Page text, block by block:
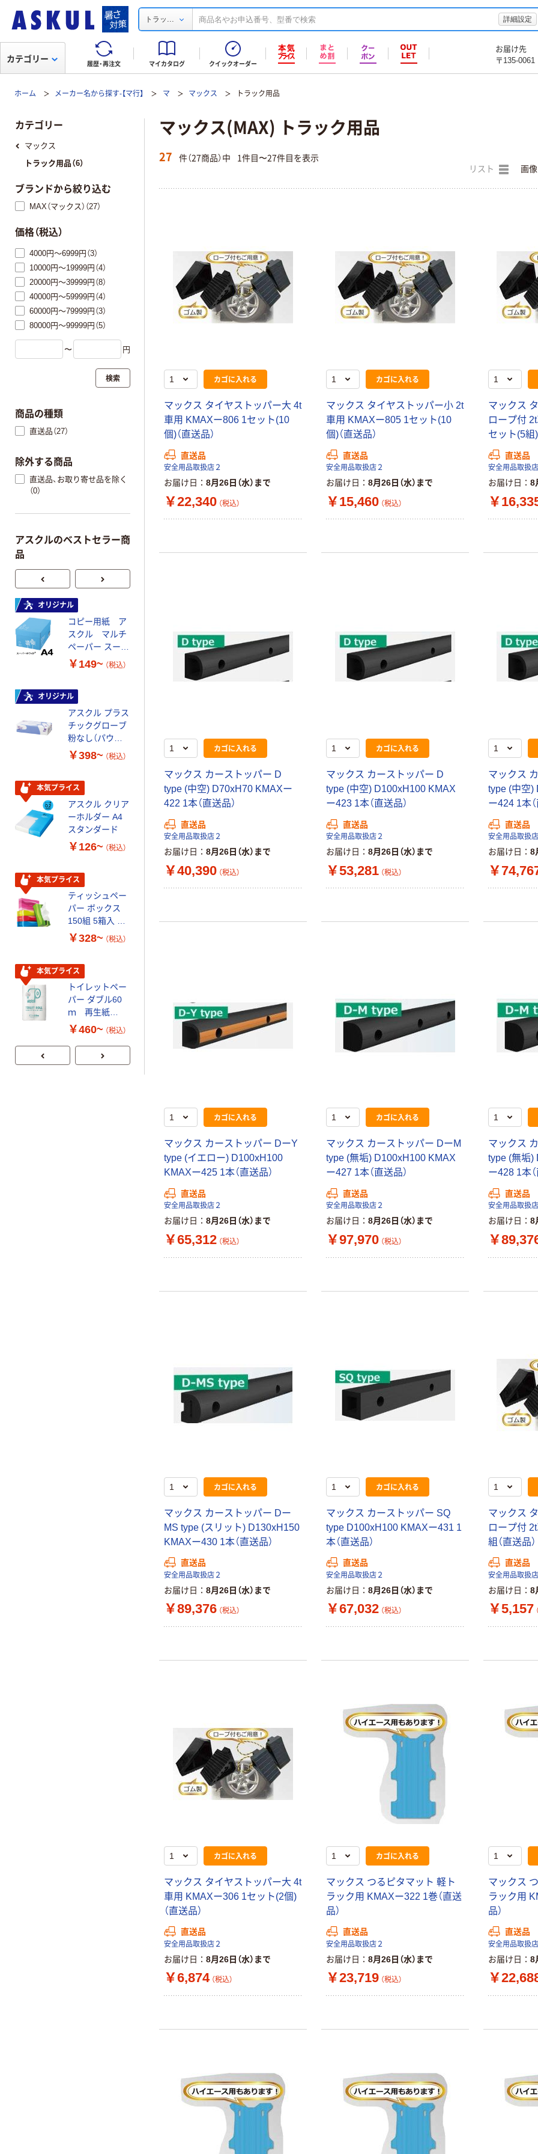
トラッ ... 詳細設定
履歴・再注文 マイカタログ クイックオーダー
お届け先
〒135-0061
カテゴリー
ホーム メーカー名から探す-【マ行】 マ マックス トラック用品
マックス(MAX) トラック用品
27 件（27商品）中 1件目〜27件目を表示
リスト 画像
カゴに入れる
マックス タイヤストッパー大 4t
車用 KMAXー806 1セット(10
個)（直送品）
直送品
安全用品取扱店２
お届け日 8月26日（水）まで
￥22,340 （税込）
カゴに入れる
マックス タイヤストッパー小 2t
車用 KMAXー805 1セット(10
個)（直送品）
直送品
安全用品取扱店２
お届け日 8月26日（水）まで
￥15,460 （税込）
マックス
ロープ付
セット(5組)
直送品
安全用品取扱
お届け日 8
￥
カゴに入れる
マックス カーストッパー D
type (中空) D70xH70 KMAXー
422 1本（直送品）
直送品
安全用品取扱店２
お届け日 8月26日（水）まで
￥40,390 （税込）
カゴに入れる
マックス カーストッパー D
type (中空) D100xH100 KMAX
ー423 1本（直送品）
直送品
安全用品取扱店２
お届け日 8月26日（水）まで
￥53,281 （税込）
マックス
type (中空)
ー424 1本（
直送品
安全用品取扱
お届け日 8
￥
カゴに入れる
マックス カーストッパー DーY
type (イエロー) D100xH100
KMAXー425 1本（直送品）
直送品
安全用品取扱店２
お届け日 8月26日（水）まで
￥65,312 （税込）
カゴに入れる
マックス カーストッパー DーM
type (無垢) D100xH100 KMAX
ー427 1本（直送品）
直送品
安全用品取扱店２
お届け日 8月26日（水）まで
￥97,970 （税込）
マックス
type (無垢)
ー428 1本（
直送品
安全用品取扱
お届け日 8
￥
カゴに入れる
マックス カーストッパー Dー
MS type (スリット) D130xH150
KMAXー430 1本（直送品）
直送品
安全用品取扱店２
お届け日 8月26日（水）まで
￥89,376 （税込）
カゴに入れる
マックス カーストッパー SQ
type D100xH100 KMAXー431 1
本（直送品）
直送品
安全用品取扱店２
お届け日 8月26日（水）まで
￥67,032 （税込）
マックス
ロープ付
組（直送品）
直送品
安全用品取扱
お届け日 8
￥5,157
カゴに入れる
マックス タイヤストッパー大 4t
車用 KMAXー306 1セット(2個)
（直送品）
直送品
安全用品取扱店２
お届け日 8月26日（水）まで
￥6,874 （税込）
カゴに入れる
マックス つるピタマット 軽ト
ラック用 KMAXー322 1巻（直送
品）
直送品
安全用品取扱店２
お届け日 8月26日（水）まで
￥23,719 （税込）
マックス
ラック用
品）
直送品
安全用品取扱
お届け日 8
￥
カテゴリー
マックス
トラック用品（6）
ブランドから絞り込む
MAX（マックス）（27）
価格（税込）
4000円～6999円（3）
10000円～19999円（4）
20000円～39999円（8）
40000円～59999円（4）
60000円～79999円（3）
80000円～99999円（5）
〜 円
検索
商品の種類
直送品（27）
除外する商品
直送品、お取り寄せ品を除く
（0）
アスクルのベストセラー商
品
オリジナル
コピー用紙 ア
スクル マルチ
ペーパー スーパ
ーホワイト+
￥149~ （税込）
オリジナル
アスクル プラス
チックグローブ
粉なし（パウダ
ーフリー）
￥398~ （税込）
本気プライス
アスクル クリア
ーホルダー A4
スタンダード
￥126~ （税込）
本気プライス
ティッシュペー
パー ボックス
150組 5箱入 ア
スクル スマート
証
￥328~ （税込）
本気プライス
トイレットペー
パー ダブル60
ｍ 再生紙
100% 6ロール
芯あり FSC認
証
￥460~ （税込）
中判 再生紙
100％ 200枚
FSC認証 シング
ル 大王製紙共同
企画 オリジナル
￥149~ （税込）
スーパーエコノ
ミー+
￥149~ （税込）
本気プライス
アスクル 耳にや
いマスク
￥458~ （税込）
期間限定価格
ブ 薄手 粉な
ォーター 500ml
キャップシール
付き／2Lラベル
レス 10本
￥1,037~
（税込）
パー シングル
120ｍ 再生紙
100% 6ロール
リサイクル100
芯あり FSC認
￥470~ （税込）
ーター ペットボ
トル
￥686~ （税込）
本気プライス
ファーストレイ
ップ
￥374~ （税込）
定モデル) 蛍光
G バルクタイプ
指定医薬部外品
￥140~ （税込）
ファーストレイ
ト ニトリルグ
ト ニトリルグ
ローブ ブル
ウダーフリー）
￥698~ （税込）
本気プライス
ペーパータオル
再生紙 200枚
FSC認証紙 アス
クルオリジナル
￥143~ （税込）
モカ 200組 5個
レのおそうじシ
ート 大王製紙
共同企画 トイ
トイレシート